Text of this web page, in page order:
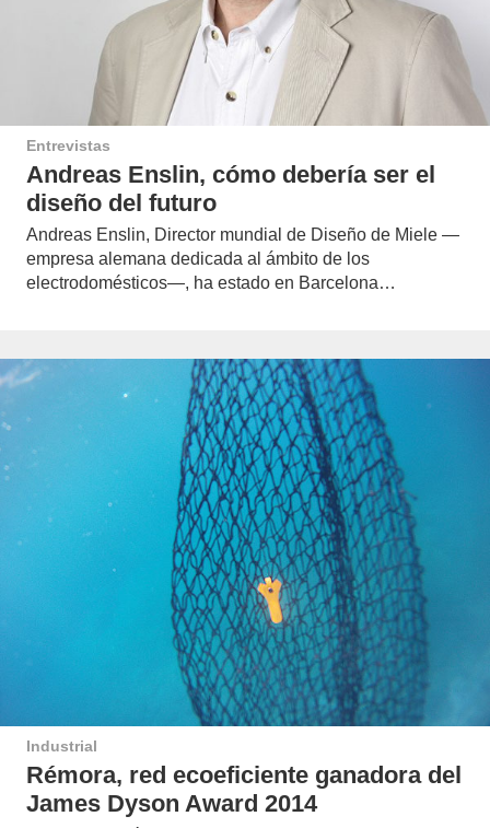
Entrevistas
Andreas Enslin, cómo debería ser el
diseño del futuro
Andreas Enslin, Director mundial de Diseño de Miele —
empresa alemana dedicada al ámbito de los
electrodomésticos—, ha estado en Barcelona…
Industrial
Rémora, red ecoeficiente ganadora del
James Dyson Award 2014